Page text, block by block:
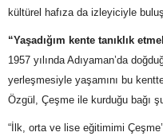
kültürel hafıza da izleyiciyle
“Yaşadığım kente tanıklık
1957 yılında Adıyaman’da
yerleşmesiyle yaşamını bu
Özgül, Çeşme ile kurduğu bağı
“İlk, orta ve lise eğitimimi